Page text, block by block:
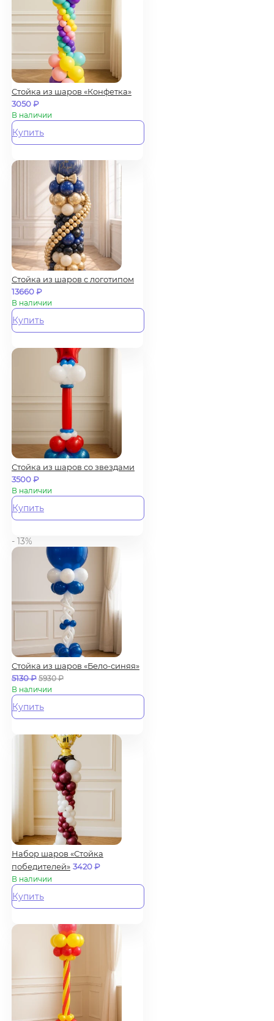
Стойка из шаров «Конфетка»
3050₽
В наличии
Купить
Стойка из шаров с логотипом
13660₽
В наличии
Купить
Стойка из шаров со звездами
3500₽
В наличии
Купить
- 13%
Стойка из шаров «Бело-синяя»
5130₽ 5930₽
В наличии
Купить
Набор шаров «Стойка
победителей» 3420₽
В наличии
Купить